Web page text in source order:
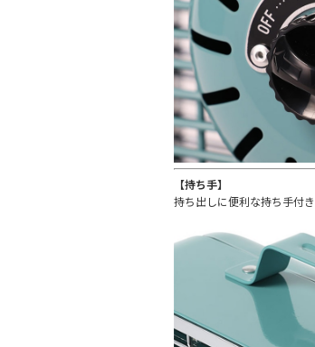
【持ち手】
持ち出しに便利な持ち手付き